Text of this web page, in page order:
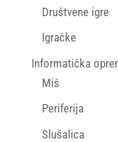
Društvene igre
Igračke
Informatička
Miš
Periferija
Slušalica